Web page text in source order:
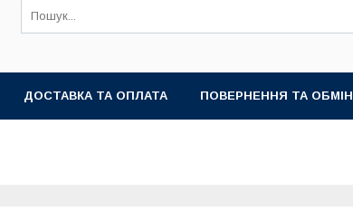
ДОСТАВКА ТА ОПЛАТА ПОВЕРНЕННЯ ТА ОБМІН